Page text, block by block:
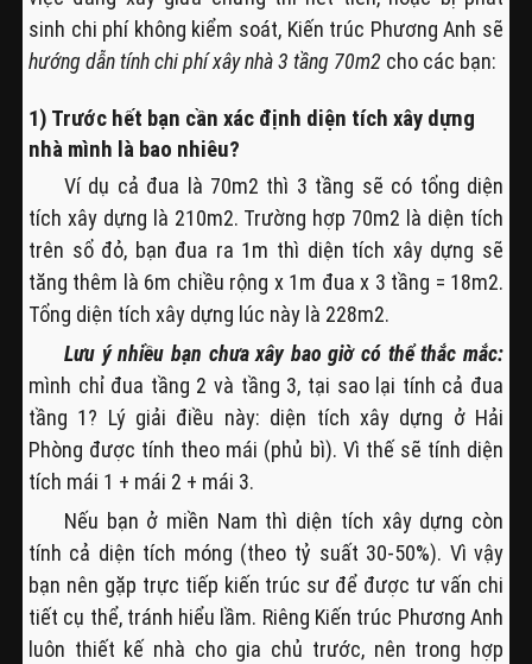
sinh chi phí không kiểm soát, Kiến trúc Phương Anh sẽ
hướng dẫn tính chi phí xây nhà 3 tầng 70m2 cho các bạn:
1) Trước hết bạn cần xác định diện tích xây dựng
nhà mình là bao nhiêu?
Ví dụ cả đua là 70m2 thì 3 tầng sẽ có tổng diện
tích xây dựng là 210m2. Trường hợp 70m2 là diện tích
trên sổ đỏ, bạn đua ra 1m thì diện tích xây dựng sẽ
tăng thêm là 6m chiều rộng x 1m đua x 3 tầng = 18m2.
Tổng diện tích xây dựng lúc này là 228m2.
Lưu ý nhiều bạn chưa xây bao giờ có thể thắc mắc:
mình chỉ đua tầng 2 và tầng 3, tại sao lại tính cả đua
tầng 1? Lý giải điều này: diện tích xây dựng ở Hải
Phòng được tính theo mái (phủ bì). Vì thế sẽ tính diện
tích mái 1 + mái 2 + mái 3.
Nếu bạn ở miền Nam thì diện tích xây dựng còn
tính cả diện tích móng (theo tỷ suất 30-50%). Vì vậy
bạn nên gặp trực tiếp kiến trúc sư để được tư vấn chi
tiết cụ thể, tránh hiểu lầm. Riêng Kiến trúc Phương Anh
luôn thiết kế nhà cho gia chủ trước, nên trong hợp